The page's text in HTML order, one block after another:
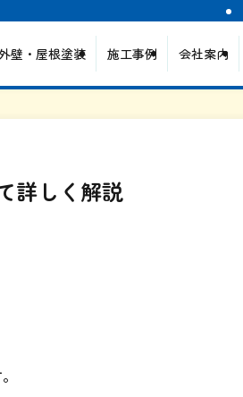
壁・屋根塗装 施工事例 会社案内
詳しく解説